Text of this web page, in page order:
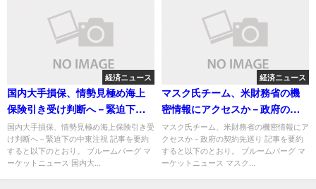
経済ニュース
国内大手損保、情勢見極め海上
保険引き受け判断へ－緊迫下の
中東注視
国内大手損保、情勢見極め海上保険引き受
け判断へ－緊迫下の中東注視 記事を要約
すると以下のとおり。 ブルームバーグ マ
ーケットニュース 国内大...
経済ニュース
マスク氏チーム、米財務省の機
密情報にアクセスか－政府の契
約先巡り
マスク氏チーム、米財務省の機密情報にア
クセスか－政府の契約先巡り 記事を要約
すると以下のとおり。 ブルームバーグ マ
ーケットニュース マスク...